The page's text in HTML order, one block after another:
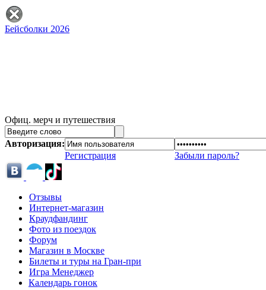
Бейсболки 2026
Офиц. мерч и путешествия
Авторизация:
Регистрация
Забыли пароль?
Отзывы
Интернет-магазин
Краудфандинг
Фото из поездок
Форум
Магазин в Москве
Билеты и туры на Гран-при
Игра Менеджер
Календарь гонок